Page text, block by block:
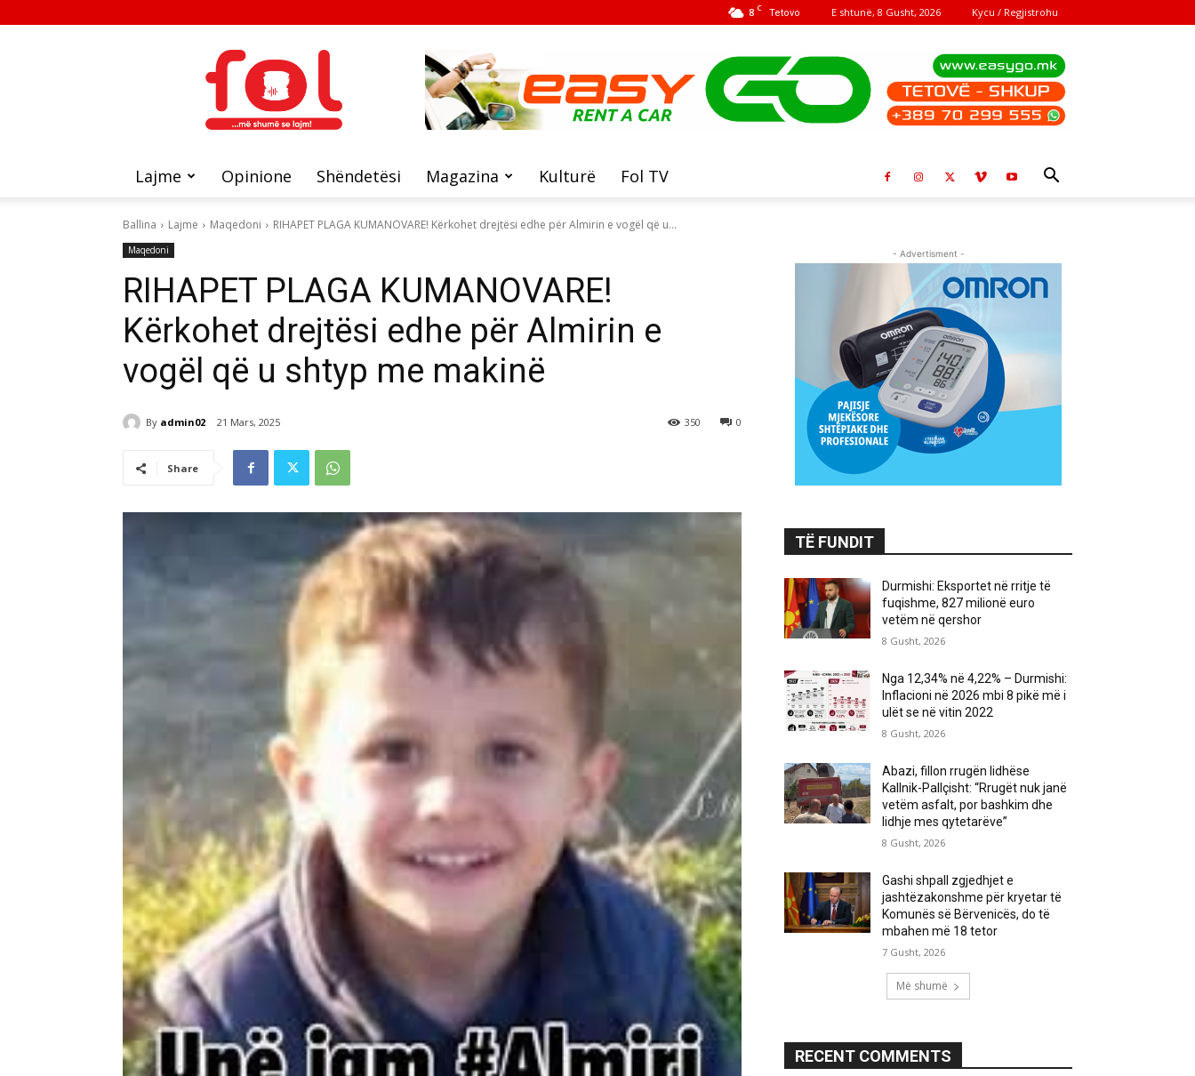
8 C Tetovo E shtunë, 8 Gusht, 2026 Kycu / Regjistrohu
FOL
Lajme Opinione Shëndetësi Magazina Kulturë Fol TV
Ballina Lajme Maqedoni RIHAPET PLAGA KUMANOVARE! Kërkohet drejtësi edhe për Almirin e vogël që u...
Maqedoni
RIHAPET PLAGA KUMANOVARE!
Kërkohet drejtësi edhe për Almirin e
vogël që u shtyp me makinë
By admin02 21 Mars, 2025 0
350
Share
- Advertisment -
TË FUNDIT
Durmishi: Eksportet në rritje të
fuqishme, 827 milionë euro
vetëm në qershor
8 Gusht, 2026
Nga 12,34% në 4,22% – Durmishi:
Inflacioni në 2026 mbi 8 pikë më i
ulët se në vitin 2022
8 Gusht, 2026
Abazi, fillon rrugën lidhëse
Kallnik-Pallçisht: “Rrugët nuk janë
vetëm asfalt, por bashkim dhe
lidhje mes qytetarëve”
8 Gusht, 2026
Gashi shpall zgjedhjet e
jashtëzakonshme për kryetar të
Komunës së Bërvenicës, do të
mbahen më 18 tetor
7 Gusht, 2026
Më shumë
RECENT COMMENTS